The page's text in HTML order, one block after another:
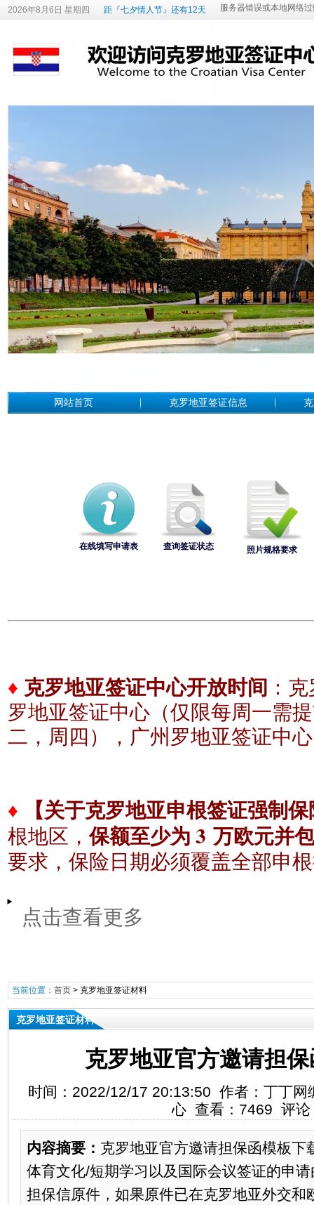
2026年8月6日 星期四 距『七夕情人节』还有12天
网站首页 克罗地亚签证信息
在线填写申请表 查询签证状态 照片规格要求
♦ 克罗地亚签证中心开放时间 ：
罗地亚签证中心（仅限每周一需
二，周四），广州 罗地亚签证中心
♦ 【关于克罗地亚申根签证强制
根地区，保额至少为 3 万欧元并
要求，保险日期必须覆盖全部申
点击查看更多
当前位置： 首页> 克罗地亚签证材料
克罗地亚签证材料
克罗地亚官方邀请担
时间：2022/12/17 20:13:50 作者：丁丁
心 查看：7469 评论
内容摘要： 克罗地亚官方邀请担保函模板下
体育文化/短期学习以及国际会议签证的申
担保信原件，如果原件已在克罗地亚外交和